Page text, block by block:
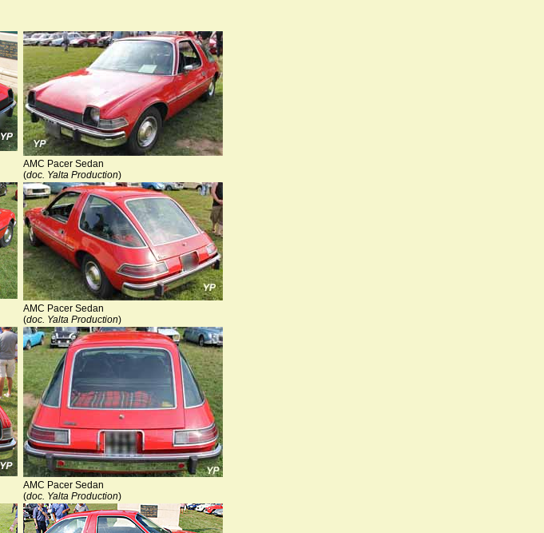
AMC Pacer Sedan
(doc. Yalta Production)
AMC Pacer Sedan
(doc. Yalta Production)
AMC Pacer Sedan
(doc. Yalta Production)